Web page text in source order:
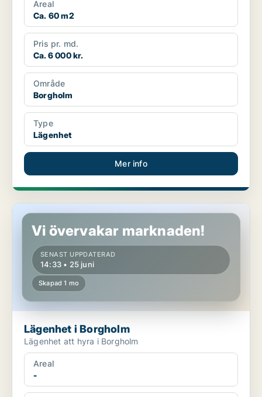
Areal
Ca. 60 m2
Pris pr. md.
Ca. 6 000 kr.
Område
Borgholm
Type
Lägenhet
Mer info
Lägenhet i Borgholm
Vi övervakar marknaden!
SENAST UPPDATERAD
14:33 • 25 juni
Skapad 1 mo
Lägenhet i Borgholm
Lägenhet att hyra i Borgholm
Areal
-